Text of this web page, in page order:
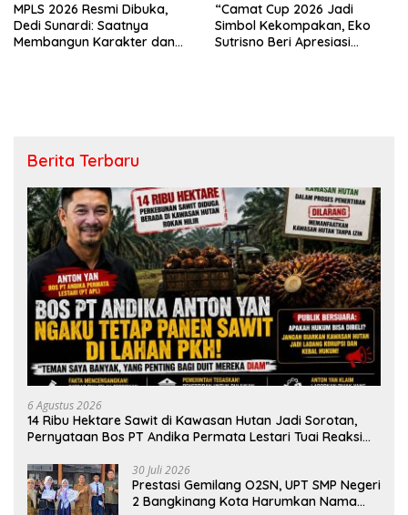
MPLS 2026 Resmi Dibuka,
Dedi Sunardi: Saatnya
Membangun Karakter dan
“Camat Cup 2026 Jadi
Simbol Kekompakan, Eko
Sutrisno Beri Apresiasi
Berita Terbaru
6 Agustus 2026
14 Ribu Hektare Sawit di Kawasan Hutan Jadi Sorotan,
Pernyataan Bos PT Andika Permata Lestari Tuai Reaksi
30 Juli 2026
Prestasi Gemilang O2SN, UPT SMP Negeri
2 Bangkinang Kota Harumkan Nama